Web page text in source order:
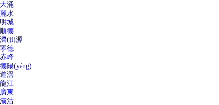
大涌
麗水
明城
順德
濟(jì)源
寧德
赤峰
德陽(yáng)
道滘
龍江
廣東
漢沽